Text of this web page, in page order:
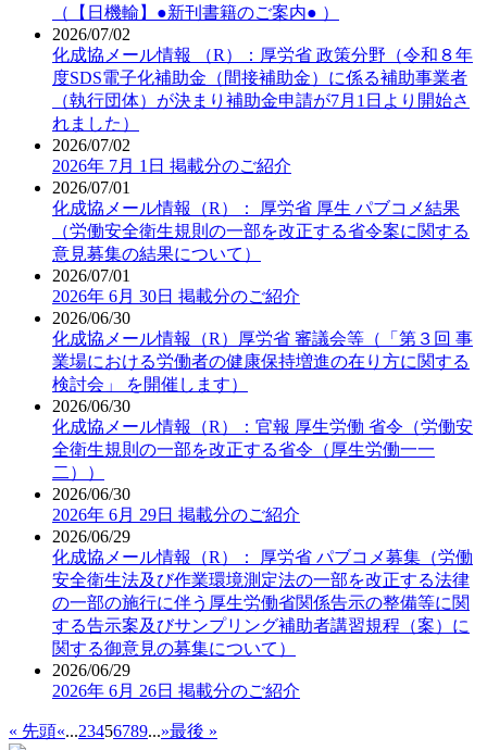
（【日機輸】●新刊書籍のご案内● ）
2026/07/02
化成協メール情報 （R）：厚労省 政策分野（令和８年
度SDS電子化補助金（間接補助金）に係る補助事業者
（執行団体）が決まり補助金申請が7月1日より開始さ
れました）
2026/07/02
2026年 7月 1日 掲載分のご紹介
2026/07/01
化成協メール情報（R）： 厚労省 厚生 パブコメ結果
（労働安全衛生規則の一部を改正する省令案に関する
意見募集の結果について）
2026/07/01
2026年 6月 30日 掲載分のご紹介
2026/06/30
化成協メール情報（R）厚労省 審議会等（「第３回 事
業場における労働者の健康保持増進の在り方に関する
検討会」 を開催します）
2026/06/30
化成協メール情報（R）：官報 厚生労働 省令（労働安
全衛生規則の一部を改正する省令（厚生労働一一
二））
2026/06/30
2026年 6月 29日 掲載分のご紹介
2026/06/29
化成協メール情報（R）： 厚労省 パブコメ募集（労働
安全衛生法及び作業環境測定法の一部を改正する法律
の一部の施行に伴う厚生労働省関係告示の整備等に関
する告示案及びサンプリング補助者講習規程（案）に
関する御意見の募集について）
2026/06/29
2026年 6月 26日 掲載分のご紹介
« 先頭«...23456789...»最後 »